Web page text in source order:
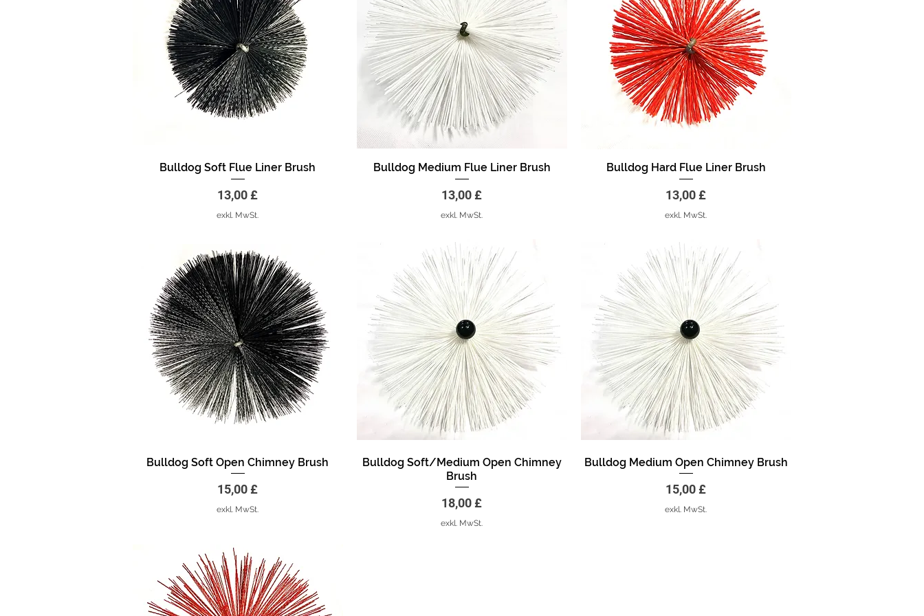
Schnellansicht
Bulldog Soft Flue Liner Brush
Preis
13,00 £
exkl. MwSt.
Schnellansicht
Bulldog Medium Flue Liner Brush
Preis
13,00 £
exkl. MwSt.
Schnellansicht
Bulldog Hard Flue Liner Brush
Preis
13,00 £
exkl. MwSt.
Schnellansicht
Bulldog Soft Open Chimney Brush
Preis
15,00 £
exkl. MwSt.
Schnellansicht
Bulldog Soft/Medium Open Chimney
Brush
Preis
18,00 £
exkl. MwSt.
Schnellansicht
Bulldog Medium Open Chimney Brush
Preis
15,00 £
exkl. MwSt.